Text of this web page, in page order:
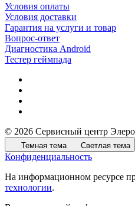
Условия оплаты
Условия доставки
Гарантия на услуги и товар
Вопрос-ответ
Диагностика Android
Тестер геймпада
© 2026 Сервисный центр
Темная тема Светлая тема
Конфиденциальность
На информационном ресурсе
технологии.